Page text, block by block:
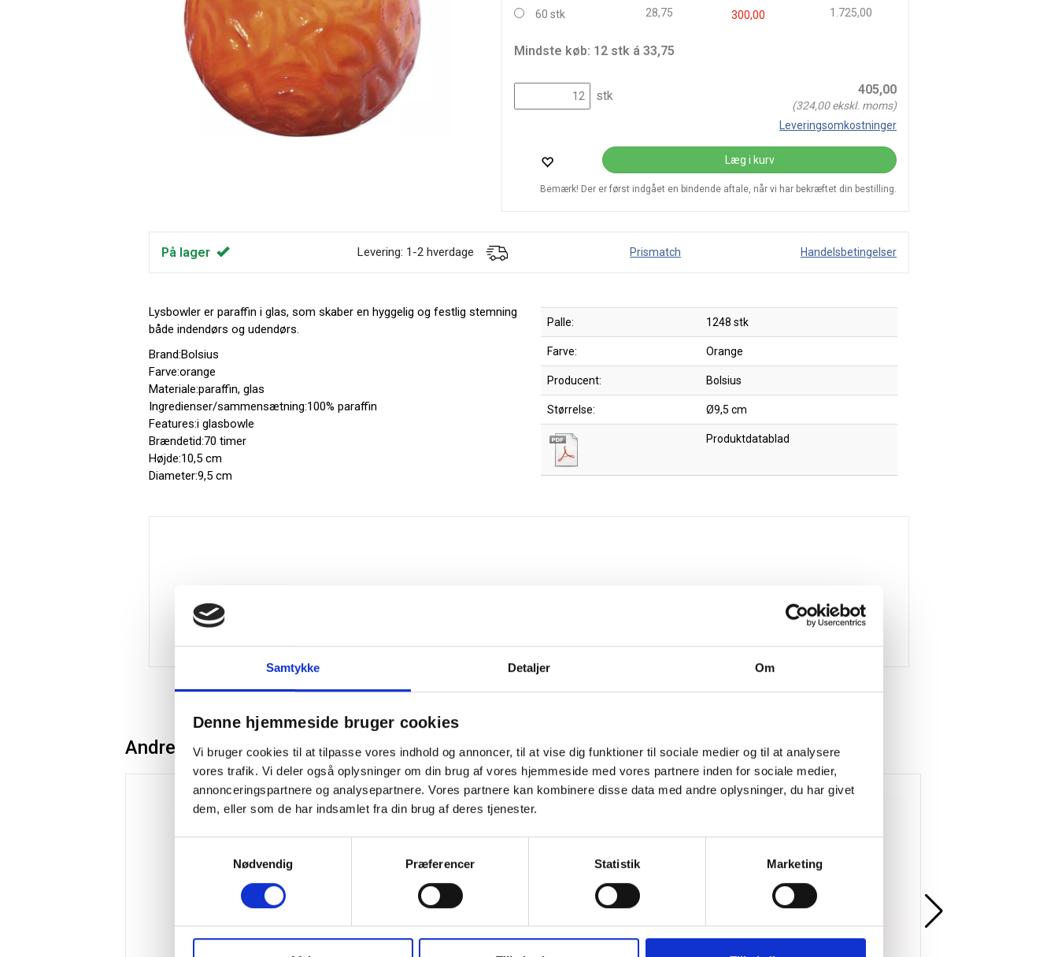
Samtykke Detaljer Om
Denne hjemmeside bruger cookies
Vi bruger cookies til at tilpasse vores indhold og annoncer, til at vise dig funktioner til sociale medier og til at analysere
vores trafik. Vi deler også oplysninger om din brug af vores hjemmeside med vores partnere inden for sociale medier,
annonceringspartnere og analysepartnere. Vores partnere kan kombinere disse data med andre oplysninger, du har givet
dem, eller som de har indsamlet fra din brug af deres tjenester.
Nødvendig
Præferencer Statistik Marketing
60 stk 28,75 300,00 1.725,00
Mindste køb: 12 stk á 33,75
stk 405,00
(324,00ekskl. moms)
Leveringsomkostninger
Læg i kurv
Bemærk! Der er først indgået en bindende aftale, når vi har bekræftet din bestilling.
På lager Levering: 1-2 hverdage Prismatch Handelsbetingelser
Lysbowler er paraffin i glas, som skaber en hyggelig og festlig stemning
både indendørs og udendørs.
Brand:Bolsius
Farve:orange
Materiale:paraffin, glas
Ingredienser/sammensætning:100% paraffin
Features:i glasbowle
Brændetid:70 timer
Højde:10,5 cm
Diameter:9,5 cm
Palle: 1248 stk
Farve: Orange
Producent: Bolsius
Størrelse: Ø9,5 cm
Produktdatablad
Andre kunder købte også
Køb mere og spar Køb mere og spar